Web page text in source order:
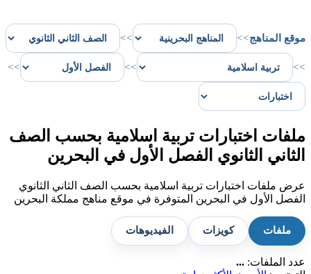
موقع المناهج>>
>>
>>
>>
>>
ملفات اختبارات تربية اسلامية بحسب الصف
الثاني الثانوي الفصل الأول في البحرين
عرض ملفات اختبارات تربية اسلامية بحسب الصف الثاني الثانوي
الفصل الأول في البحرين المتوفرة في موقع مناهج مملكة البحرين
ملفات كويزات الفيديوهات
عدد الملفات: ...